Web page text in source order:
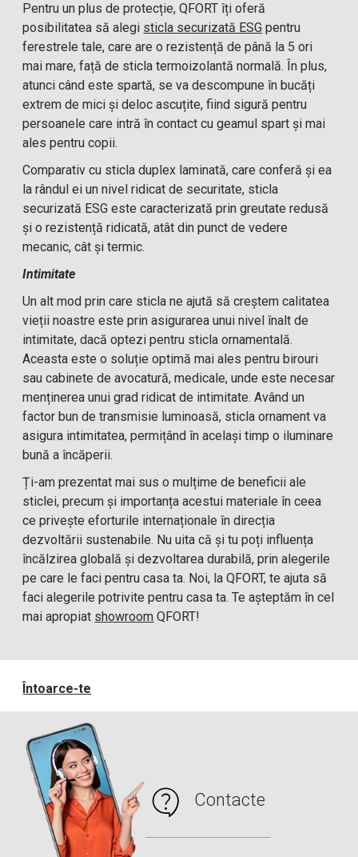
Pentru un plus de protecție, QFORT îți oferă
posibilitatea să alegi sticla securizată ESG pentru
ferestrele tale, care are o rezistență de până la 5 ori
mai mare, față de sticla termoizolantă normală. În plus,
atunci când este spartă, se va descompune în bucăți
extrem de mici și deloc ascuțite, fiind sigură pentru
persoanele care intră în contact cu geamul spart și mai
ales pentru copii.
Comparativ cu sticla duplex laminată, care conferă și ea
la rândul ei un nivel ridicat de securitate, sticla
securizată ESG este caracterizată prin greutate redusă
și o rezistență ridicată, atât din punct de vedere
mecanic, cât și termic.
Intimitate
Un alt mod prin care sticla ne ajută să creștem calitatea
vieții noastre este prin asigurarea unui nivel înalt de
intimitate, dacă optezi pentru sticla ornamentală.
Aceasta este o soluție optimă mai ales pentru birouri
sau cabinete de avocatură, medicale, unde este necesar
menținerea unui grad ridicat de intimitate. Având un
factor bun de transmisie luminoasă, sticla ornament va
asigura intimitatea, permițând în același timp o iluminare
bună a încăperii.
Ți-am prezentat mai sus o mulțime de beneficii ale
sticlei, precum și importanța acestui materiale în ceea
ce privește eforturile internaționale în direcția
dezvoltării sustenabile. Nu uita că și tu poți influența
încălzirea globală și dezvoltarea durabilă, prin alegerile
pe care le faci pentru casa ta. Noi, la QFORT, te ajuta să
faci alegerile potrivite pentru casa ta. Te așteptăm în cel
mai apropiat showroom QFORT!
Întoarce-te
Contacte